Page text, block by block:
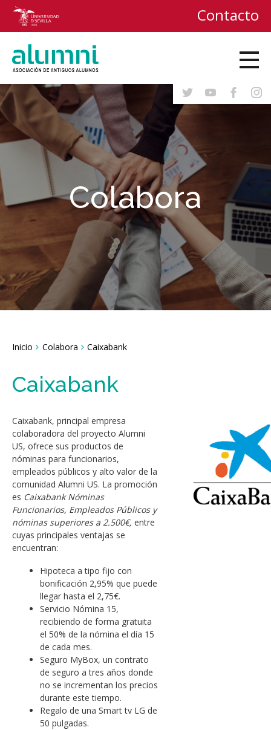
Contacto
Colabora
Breadcrumbs
You
Inicio Colabora Caixabank
Caixabank
Caixabank, principal empresa
colaboradora del proyecto Alumni
US, ofrece sus productos de
nóminas para funcionarios,
empleados públicos y alto valor de la
comunidad Alumni US. La promoción
es Caixabank Nóminas
Funcionarios, Empleados Públicos y
nóminas superiores a 2.500€, entre
cuyas principales ventajas se
encuentran:
Hipoteca a tipo fijo con
bonificación 2,95% que puede
llegar hasta el 2,75€.
Servicio Nómina 15,
recibiendo de forma gratuita
el 50% de la nómina el día 15
de cada mes.
Seguro MyBox, un contrato
de seguro a tres años donde
no se incrementan los precios
durante este tiempo.
Regalo de una Smart tv LG de
50 pulgadas.